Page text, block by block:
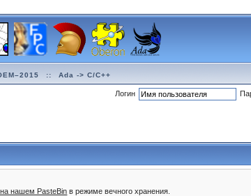
:: Ada -> C/C++
Логин
нашем PasteBin в режиме вечного хранения.